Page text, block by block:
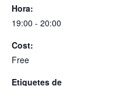
Hora:
19:00 - 20:00
Cost:
Free
Etiquetes de